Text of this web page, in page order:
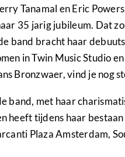
Tanamal en Eric
35 jarig jubileum. Dat
band bracht haar
in Twin Music Studio
Bronzwaer, vind je nog
band, met haar
heeft tijdens haar
Plaza Amsterdam,